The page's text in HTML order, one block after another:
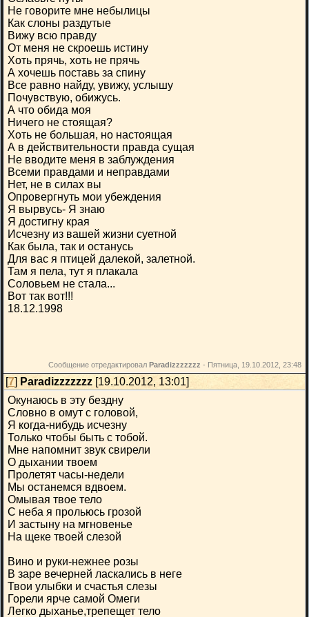
Не говорите мне небылицы
Как слоны раздутые
Вижу всю правду
От меня не скроешь истину
Хоть прячь, хоть не прячь
А хочешь поставь за спину
Все равно найду, увижу, услышу
Почувствую, обижусь.
А что обида моя
Ничего не стоящая?
Хоть не большая, но настоящая
А в действительности правда сущая
Не вводите меня в заблуждения
Всеми правдами и неправдами
Нет, не в силах вы
Опровергнуть мои убеждения
Я вырвусь- Я знаю
Я достигну края
Исчезну из вашей жизни суетной
Как была, так и останусь
Для вас я птицей далекой, залетной.
Там я пела, тут я плакала
Соловьем не стала...
Вот так вот!!!
18.12.1998
Сообщение отредактировал Paradizzzzzzz - Пятница, 19.10.2012, 23:48
[7] Paradizzzzzzz [19.10.2012, 13:01]
Окунаюсь в эту бездну
Словно в омут с головой,
Я когда-нибудь исчезну
Только чтобы быть с тобой.
Мне напомнит звук свирели
О дыхании твоем
Пролетят часы-недели
Мы останемся вдвоем.
Омывая твое тело
С неба я прольюсь грозой
И застыну на мгновенье
На щеке твоей слезой
Вино и руки-нежнее розы
В заре вечерней ласкались в неге
Твои улыбки и счастья слезы
Горели ярче самой Омеги
Легко дыханье,трепещет тело